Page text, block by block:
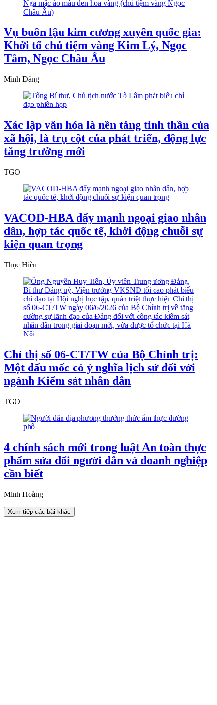
Vụ buôn lậu kim cương xuyên quốc gia:
Khởi tố chủ tiệm vàng Kim Lý, Ngọc
Tâm, Ngọc Châu Âu
Minh Đăng
Xác lập văn hóa là nền tảng tinh thần của
xã hội, là trụ cột của phát triển, động lực
tăng trưởng mới
TGO
VACOD-HBA đẩy mạnh ngoại giao nhân
dân, hợp tác quốc tế, khởi động chuỗi sự
kiện quan trọng
Thục Hiền
Chỉ thị số 06-CT/TW của Bộ Chính trị:
Một dấu mốc có ý nghĩa lịch sử đối với
ngành Kiểm sát nhân dân
TGO
4 chính sách mới trong luật An toàn thực
phẩm sửa đổi người dân và doanh nghiệp
cần biết
Minh Hoàng
Xem tiếp các bài khác